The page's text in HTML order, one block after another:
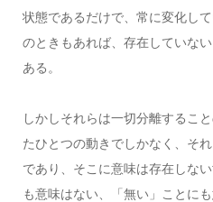
状態であるだけで、常に変化し
のときもあれば、存在していな
ある。
しかしそれらは一切分離するこ
たひとつの動きでしかなく、そ
であり、そこに意味は存在しな
も意味はない、「無い」ことに